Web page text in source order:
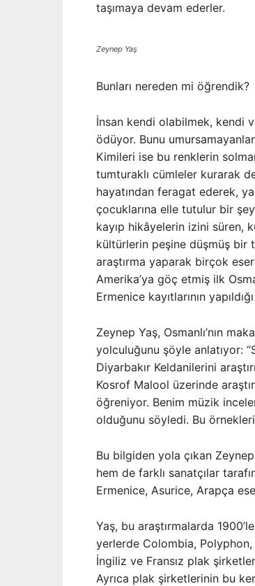
taşımaya devam ederler.
Zeynep Yaş
Bunları nereden mi öğrendik?
İnsan kendi olabilmek, kendi
ödüyor. Bunu
Kimileri ise bu renklerin
tumturaklı cümleler kurarak
hayatından feragat ederek,
çocuklarına elle tutulur bir
kayıp hikâyelerin izini süren,
kültürlerin peşine düşmüş bir
araştırma yaparak birçok
Amerika’ya göç etmiş ilk
Ermenice kayıtlarının
Zeynep Yaş, Osmanlı’nın
yolculuğunu şöyle anlatıyor:
Diyarbakır Keldanilerini
Kosrof Malool üzerinde
öğreniyor. Benim müzik
olduğunu söyledi. Bu
Bu bilgiden yola çıkan
hem de farklı sanatçılar
Ermenice, Asurice, Arapça
Yaş, bu araştırmalarda
yerlerde Colombia, Polyphon,
İngiliz ve Fransız plak
Ayrıca plak şirketlerinin bu